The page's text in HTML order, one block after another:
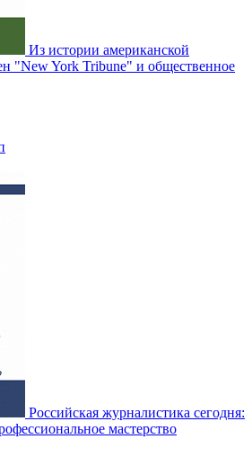
Из истории американской
"New York Tribune" и общественное
Российская журналистика сегодня:
мастерство